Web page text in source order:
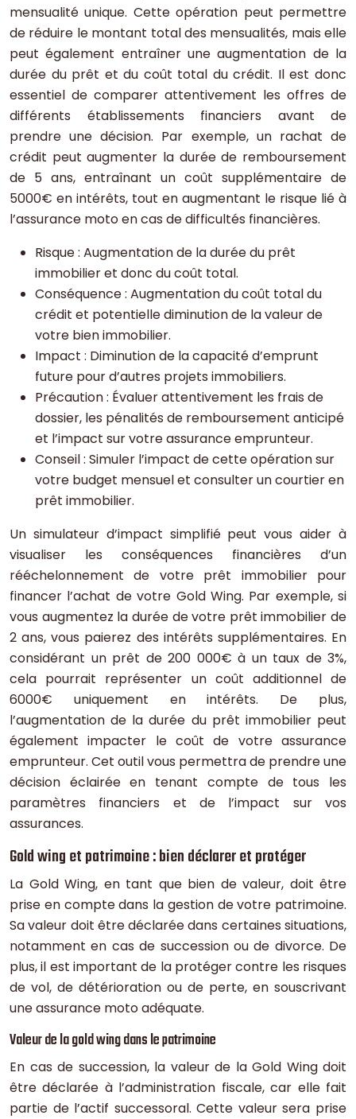
mensualité unique. Cette opération peut permettre
de réduire le montant total des mensualités, mais elle
peut également entraîner une augmentation de la
durée du prêt et du coût total du crédit. Il est donc
essentiel de comparer attentivement les offres de
différents établissements financiers avant de
prendre une décision. Par exemple, un rachat de
crédit peut augmenter la durée de remboursement
de 5 ans, entraînant un coût supplémentaire de
5000€ en intérêts, tout en augmentant le risque lié à
l’assurance moto en cas de difficultés financières.
Risque : Augmentation de la durée du prêt
immobilier et donc du coût total.
Conséquence : Augmentation du coût total du
crédit et potentielle diminution de la valeur de
votre bien immobilier.
Impact : Diminution de la capacité d’emprunt
future pour d’autres projets immobiliers.
Précaution : Évaluer attentivement les frais de
dossier, les pénalités de remboursement anticipé
et l’impact sur votre assurance emprunteur.
Conseil : Simuler l’impact de cette opération sur
votre budget mensuel et consulter un courtier en
prêt immobilier.
Un simulateur d’impact simplifié peut vous aider à
visualiser les conséquences financières d’un
rééchelonnement de votre prêt immobilier pour
financer l’achat de votre Gold Wing. Par exemple, si
vous augmentez la durée de votre prêt immobilier de
2 ans, vous paierez des intérêts supplémentaires. En
considérant un prêt de 200 000€ à un taux de 3%,
cela pourrait représenter un coût additionnel de
6000€ uniquement en intérêts. De plus,
l’augmentation de la durée du prêt immobilier peut
également impacter le coût de votre assurance
emprunteur. Cet outil vous permettra de prendre une
décision éclairée en tenant compte de tous les
paramètres financiers et de l’impact sur vos
assurances.
Gold wing et patrimoine : bien déclarer et protéger
La Gold Wing, en tant que bien de valeur, doit être
prise en compte dans la gestion de votre patrimoine.
Sa valeur doit être déclarée dans certaines situations,
notamment en cas de succession ou de divorce. De
plus, il est important de la protéger contre les risques
de vol, de détérioration ou de perte, en souscrivant
une assurance moto adéquate.
Valeur de la gold wing dans le patrimoine
En cas de succession, la valeur de la Gold Wing doit
être déclarée à l’administration fiscale, car elle fait
partie de l’actif successoral. Cette valeur sera prise